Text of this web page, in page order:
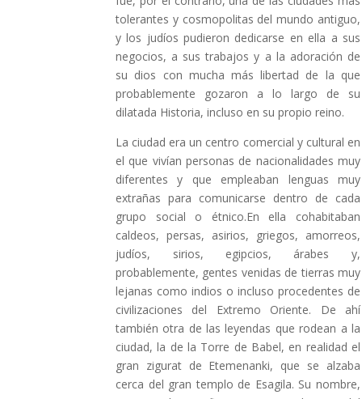
tolerantes y cosmopolitas del mundo antiguo,
y los judíos pudieron dedicarse en ella a sus
negocios, a sus trabajos y a la adoración de
su dios con mucha más libertad de la que
probablemente gozaron a lo largo de su
dilatada Historia, incluso en su propio reino.
La ciudad era un centro comercial y cultural en
el que vivían personas de nacionalidades muy
diferentes y que empleaban lenguas muy
extrañas para comunicarse dentro de cada
grupo social o étnico.En ella cohabitaban
caldeos, persas, asirios, griegos, amorreos,
judíos, sirios, egipcios, árabes y,
probablemente, gentes venidas de tierras muy
lejanas como indios o incluso procedentes de
civilizaciones del Extremo Oriente. De ahí
también otra de las leyendas que rodean a la
ciudad, la de la Torre de Babel, en realidad el
gran zigurat de Etemenanki, que se alzaba
cerca del gran templo de Esagila. Su nombre,